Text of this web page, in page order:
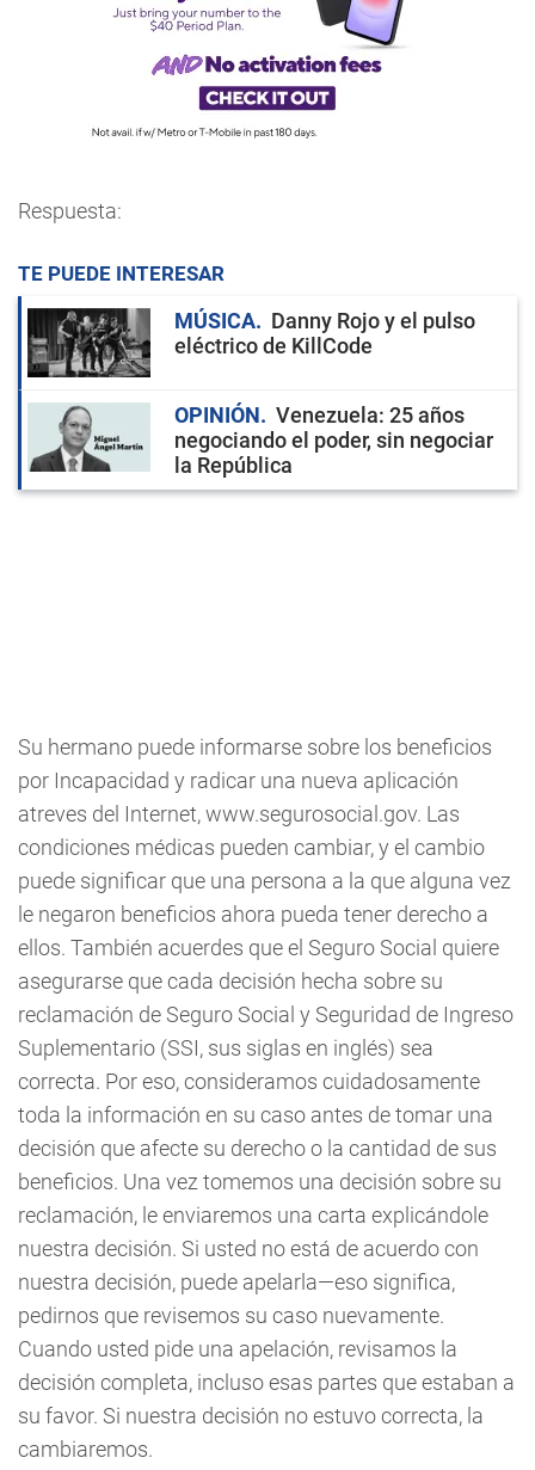
Respuesta:
TE PUEDE INTERESAR
MÚSICA
Danny Rojo y el pulso
eléctrico de KillCode
OPINIÓN
Venezuela: 25 años
negociando el poder, sin negociar
la República
Su hermano puede informarse sobre los beneficios
por Incapacidad y radicar una nueva aplicación
atreves del Internet, www.segurosocial.gov. Las
condiciones médicas pueden cambiar, y el cambio
puede significar que una persona a la que alguna vez
le negaron beneficios ahora pueda tener derecho a
ellos. También acuerdes que el Seguro Social quiere
asegurarse que cada decisión hecha sobre su
reclamación de Seguro Social y Seguridad de Ingreso
Suplementario (SSI, sus siglas en inglés) sea
correcta. Por eso, consideramos cuidadosamente
toda la información en su caso antes de tomar una
decisión que afecte su derecho o la cantidad de sus
beneficios. Una vez tomemos una decisión sobre su
reclamación, le enviaremos una carta explicándole
nuestra decisión. Si usted no está de acuerdo con
nuestra decisión, puede apelarla—eso significa,
pedirnos que revisemos su caso nuevamente.
Cuando usted pide una apelación, revisamos la
decisión completa, incluso esas partes que estaban a
su favor. Si nuestra decisión no estuvo correcta, la
cambiaremos.